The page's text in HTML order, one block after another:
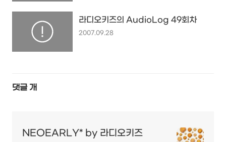
라디오키즈의 AudioLog 49회차
2007.09.28
댓글 개
NEOEARLY* by 라디오키즈